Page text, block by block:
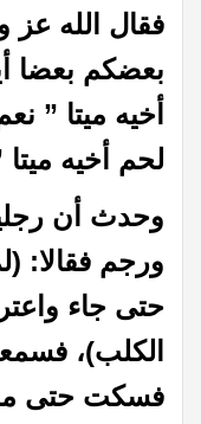
فقال الله عز
بعضكم بعضا
أخيه ميتا ”
لحم أخيه
وحدث أن
ورجم فقالا:
حتى جاء
الكلب)،
فسكت حتى مر